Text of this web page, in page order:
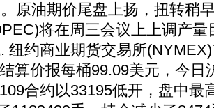
原油期价尾盘上扬，扭转稍
将在周三会议上上调产量
纽约商业期货交易所
算价报每桶99.09美元，今日
合约以33195低开，盘中最